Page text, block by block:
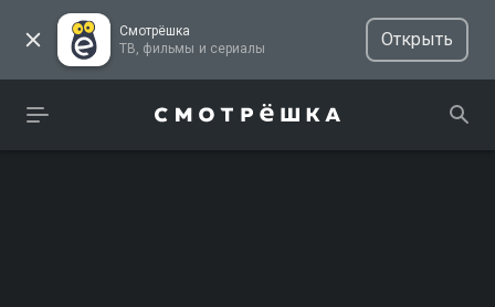
Смотрёшка
ТВ, фильмы и сериалы
Открыть